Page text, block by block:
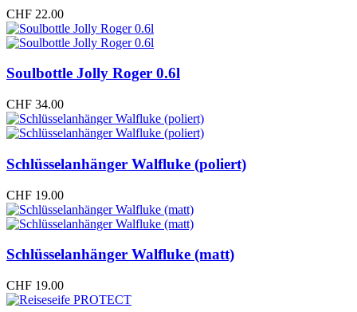
CHF 22.00
Soulbottle Jolly Roger 0.6l
CHF 34.00
Schlüsselanhänger Walfluke (poliert)
CHF 19.00
Schlüsselanhänger Walfluke (matt)
CHF 19.00